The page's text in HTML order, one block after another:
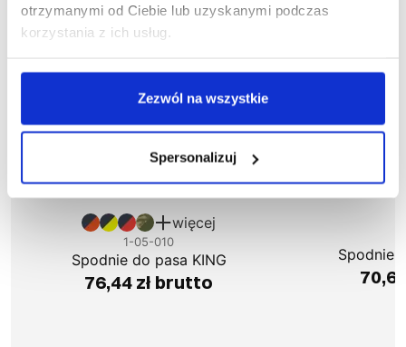
otrzymanymi od Ciebie lub uzyskanymi podczas
korzystania z ich usług.
Zezwól na wszystkie
Spersonalizuj
więcej
1-05-010
Spodnie do pasa KING
76,44 zł brutto
Spodnie